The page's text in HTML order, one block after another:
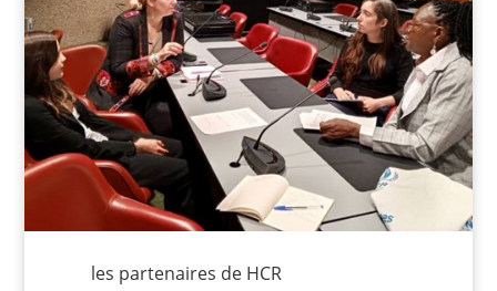
les partenaires de HCR